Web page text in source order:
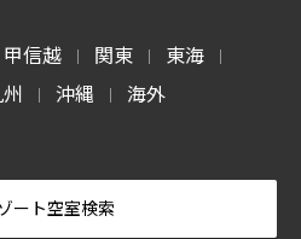
信越 | 関東 | 東海 |
| 沖縄 | 海外
ート空室検索